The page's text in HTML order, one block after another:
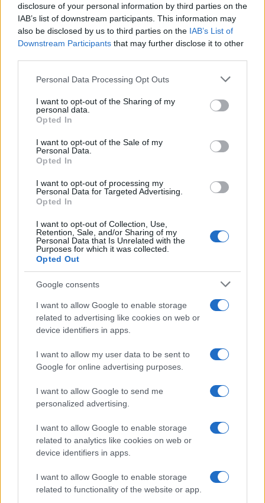
disclosure of your personal information by third parties on the
IAB’s list of downstream participants. This information may
also be disclosed by us to third parties on the IAB’s List of
Downstream Participants that may further disclose it to other
Please note that this website/app uses one or more Google
not limited to your visit or usage behaviour. You may click to
grant or deny consent to Google and its third-party tags to
use your data for below specified purposes in below Google
consent section.
Personal Data Processing Opt Outs
I want to opt-out of the Sharing of my
personal data.
Opted In
I want to opt-out of the Sale of my
Personal Data.
Opted In
I want to opt-out of processing my
Personal Data for Targeted Advertising.
Opted In
I want to opt-out of Collection, Use,
Retention, Sale, and/or Sharing of my
Personal Data that Is Unrelated with the
Purposes for which it was collected.
Opted Out
Google consents
I want to allow Google to enable storage
related to advertising like cookies on web or
device identifiers in apps.
I want to allow my user data to be sent to
Google for online advertising purposes.
I want to allow Google to send me
personalized advertising.
I want to allow Google to enable storage
related to analytics like cookies on web or
device identifiers in apps.
I want to allow Google to enable storage
related to functionality of the website or app.
LIFESTYLE
Dove si terrà Vogue World nel 2027: la scelta di San
Matteo Pellegrino · 6 Ago 2026